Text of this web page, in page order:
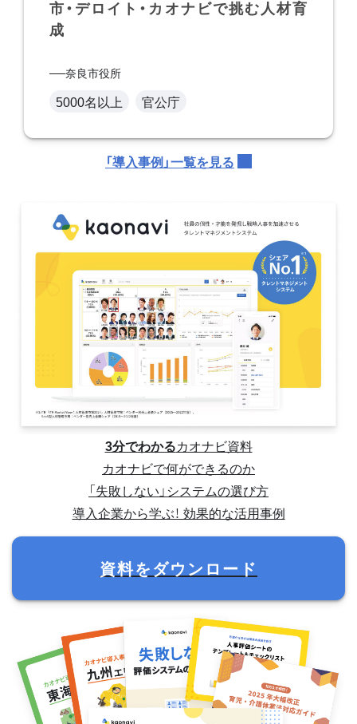
市・デロイト・カオナビで挑む人材育
成
奈良市役所
5000名以上 官公庁
「導入事例」一覧を見る
3分でわかるカオナビ資料
カオナビで何ができるのか
「失敗しない」システムの選び方
導入企業から学ぶ！ 効果的な活用事例
資料をダウンロード